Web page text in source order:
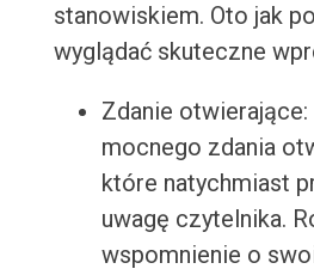
stanowiskiem. Oto jak
wyglądać skuteczne
Zdanie
mocnego zdania
które natychmiast
uwagę czytelnika.
wspomnienie o